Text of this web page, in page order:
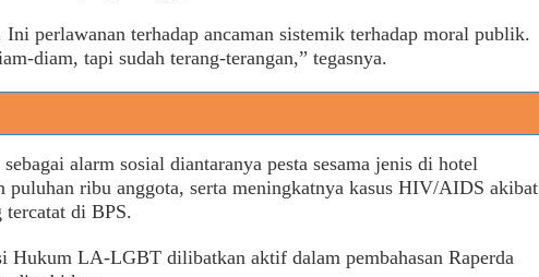
perlawanan terhadap ancaman sistemik terhadap moral publik.
diam, tapi sudah terang-terangan,” tegasnya.
alarm sosial diantaranya pesta sesama jenis di hotel
puluhan ribu anggota, serta meningkatnya kasus HIV/AIDS akibat
di BPS.
Hukum LA-LGBT dilibatkan aktif dalam pembahasan Raperda